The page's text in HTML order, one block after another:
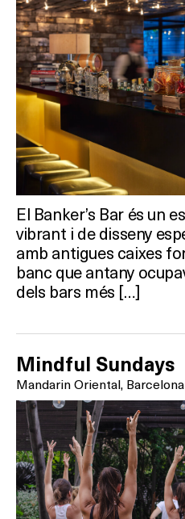
Què
Activitats
On?
El Banker’s Bar és un
vibrant i de disseny
amb antigues caixes
banc que antany
dels bars més […]
Mindful Sundays
Mandarin Oriental, Barcelona